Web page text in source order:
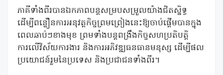
ភាគីទាំងពីរបានឯកភាពបន្តសម្របសម្រួលយ៉ាងជិតស្និទ្ធ
ដើម្បីពន្លឿនការអនុវត្តកិច្ចព្រមព្រៀងនេះឱ្យចាប់ផ្តើមបានក្នុង
ពេលឆាប់ៗខាងមុខ ព្រមទាំងបន្តពង្រឹងកិច្ចសហប្រតិបត្តិ
ការលើវិស័យការងារ និងការអភិវឌ្ឍធនធានមនុស្ស ដើម្បីផល
ប្រយោជន៍រួមនៃប្រទេស និងប្រជាជនទាំងពីរ។